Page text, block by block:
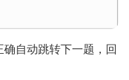
自动跳转下一题，回